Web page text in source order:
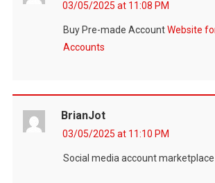
03/05/2025 at 11:08 PM
Buy Pre-made AccountWebsite
Accounts
BrianJot
03/05/2025 at 11:10 PM
Social media account marketplace